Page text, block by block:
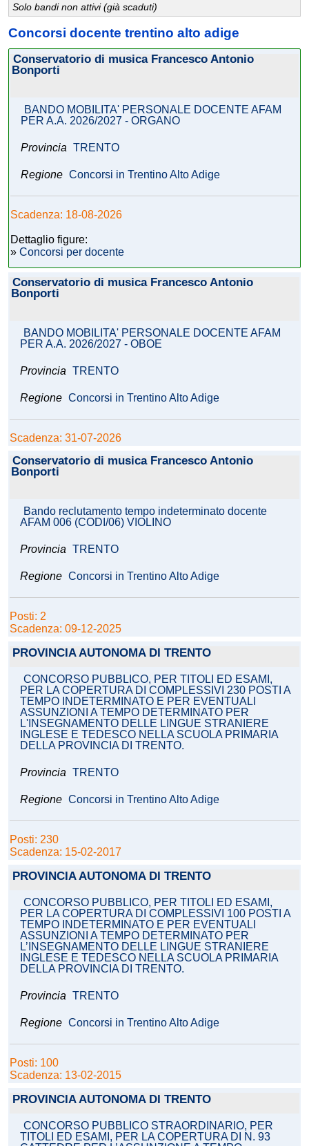
Solo bandi non attivi (già scaduti)
Concorsi docente trentino alto adige
Conservatorio di musica Francesco Antonio
Bonporti
BANDO MOBILITA' PERSONALE DOCENTE AFAM
PER A.A. 2026/2027 - ORGANO
Provincia TRENTO
Regione Concorsi in Trentino Alto Adige
Scadenza: 18-08-2026
Dettaglio figure:
» Concorsi per docente
Conservatorio di musica Francesco Antonio
Bonporti
BANDO MOBILITA' PERSONALE DOCENTE AFAM
PER A.A. 2026/2027 - OBOE
Provincia TRENTO
Regione Concorsi in Trentino Alto Adige
Scadenza: 31-07-2026
Conservatorio di musica Francesco Antonio
Bonporti
Bando reclutamento tempo indeterminato docente
AFAM 006 (CODI/06) VIOLINO
Provincia TRENTO
Regione Concorsi in Trentino Alto Adige
Posti: 2
Scadenza: 09-12-2025
PROVINCIA AUTONOMA DI TRENTO
CONCORSO PUBBLICO, PER TITOLI ED ESAMI,
PER LA COPERTURA DI COMPLESSIVI 230 POSTI A
TEMPO INDETERMINATO E PER EVENTUALI
ASSUNZIONI A TEMPO DETERMINATO PER
L'INSEGNAMENTO DELLE LINGUE STRANIERE
INGLESE E TEDESCO NELLA SCUOLA PRIMARIA
DELLA PROVINCIA DI TRENTO.
Provincia TRENTO
Regione Concorsi in Trentino Alto Adige
Posti: 230
Scadenza: 15-02-2017
PROVINCIA AUTONOMA DI TRENTO
CONCORSO PUBBLICO, PER TITOLI ED ESAMI,
PER LA COPERTURA DI COMPLESSIVI 100 POSTI A
TEMPO INDETERMINATO E PER EVENTUALI
ASSUNZIONI A TEMPO DETERMINATO PER
L’INSEGNAMENTO DELLE LINGUE STRANIERE
INGLESE E TEDESCO NELLA SCUOLA PRIMARIA
DELLA PROVINCIA DI TRENTO.
Provincia TRENTO
Regione Concorsi in Trentino Alto Adige
Posti: 100
Scadenza: 13-02-2015
PROVINCIA AUTONOMA DI TRENTO
CONCORSO PUBBLICO STRAORDINARIO, PER
TITOLI ED ESAMI, PER LA COPERTURA DI N. 93